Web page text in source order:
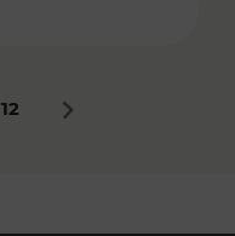
12 Nächstes